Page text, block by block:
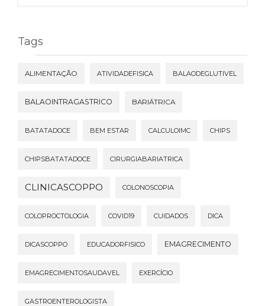
Tags
ALIMENTAÇÃO ATIVIDADEFISICA BALAODEGLUTIVEL
BALAOINTRAGASTRICO BARIÁTRICA
BATATADOCE BEM ESTAR CALCULOIMC CHIPS
CHIPSBATATADOCE CIRURGIABARIATRICA
CLINICASCOPPO COLONOSCOPIA
COLOPROCTOLOGIA COVID19 CUIDADOS DICA
DICASCOPPO EDUCADORFISICO EMAGRECIMENTO
EMAGRECIMENTOSAUDAVEL EXERCÍCIO
GASTROENTEROLOGISTA